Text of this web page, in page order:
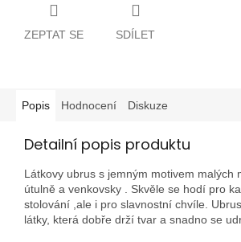
ZEPTAT SE SDÍLET
Popis Hodnocení Diskuze
Detailní popis produktu
Látkovy ubrus s jemným motivem malých
útulně a venkovsky . Skvěle se hodí pro
stolování ,ale i pro slavnostní chvíle.
látky, která dobře drží tvar a snadno se